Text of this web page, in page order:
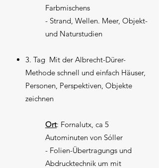
Farbmischens
- Strand, Wellen. Meer, Objekt-
und Naturstudien
3. Tag Mit der Albrecht-Dürer-
Methode schnell und einfach Häuser,
Personen, Perspektiven, Objekte
zeichnen
Ort: Fornalutx, ca 5
Autominuten von Sóller
- Folien-Übertragungs und
Abdrucktechnik um mit